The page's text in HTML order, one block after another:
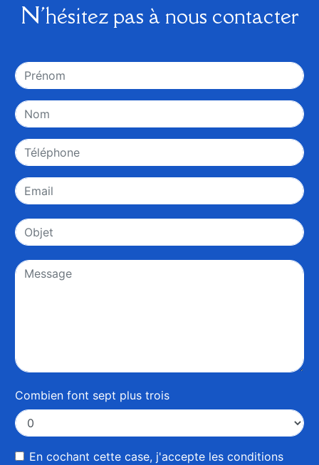
N'hésitez pas à nous contacter
Combien font sept plus trois
En cochant cette case, j'accepte les conditions